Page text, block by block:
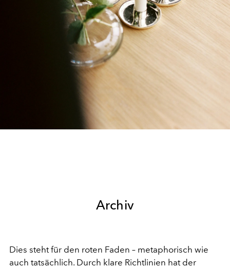
Archiv
Dies steht für den roten Faden – metaphorisch wie
auch tatsächlich. Durch klare Richtlinien hat der